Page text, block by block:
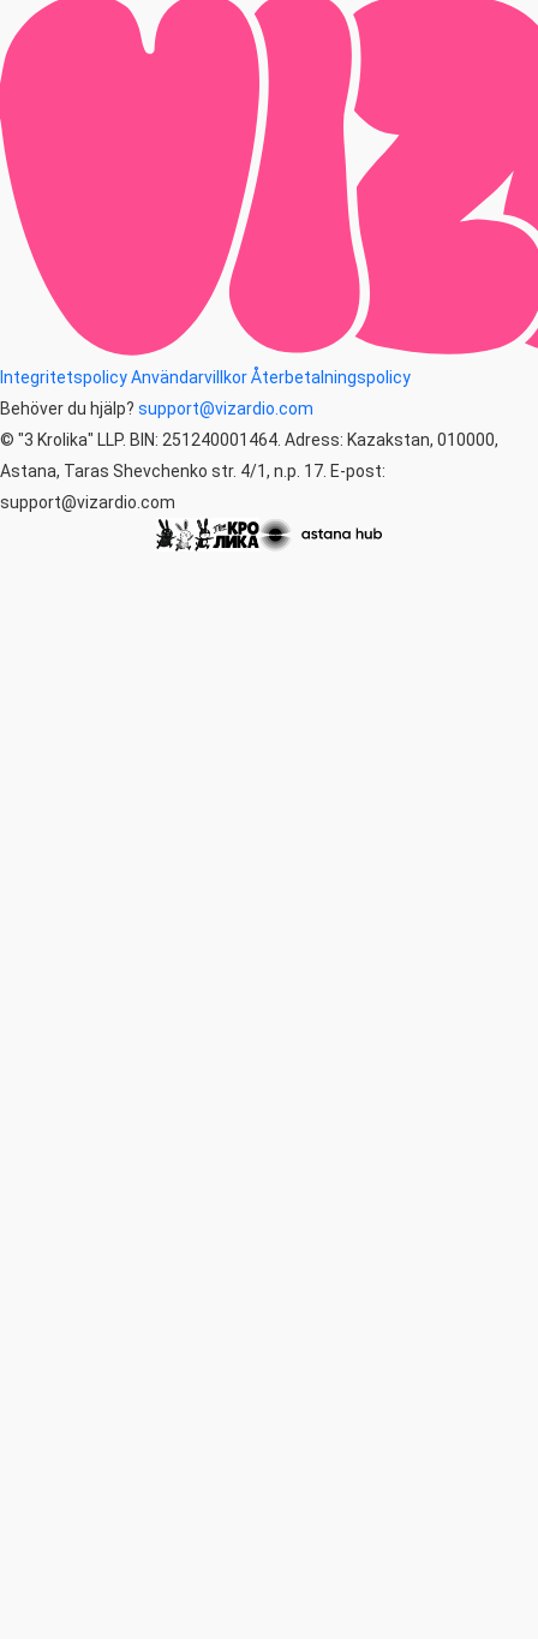
IntegritetspolicyAnvändarvillkorÅterbetalningspolicy
Behöver du hjälp? support@vizardio.com
© "3 Krolika" LLP. BIN: 251240001464. Adress: Kazakstan, 010000,
Astana, Taras Shevchenko str. 4/1, n.p. 17. E-post:
support@vizardio.com